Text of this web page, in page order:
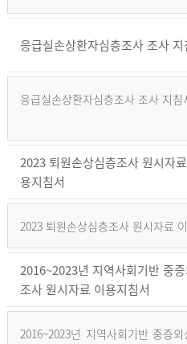
응급실손상환자심층조사 조사 지
응급실손상환자심층조사 조사 지침
2023 퇴원손상심층조사 원시자
용지침서
2023 퇴원손상심층조사 원시자료
2016~2023년 지역사회기반 중
조사 원시자료 이용지침서
2016~2023년 지역사회기반 중증